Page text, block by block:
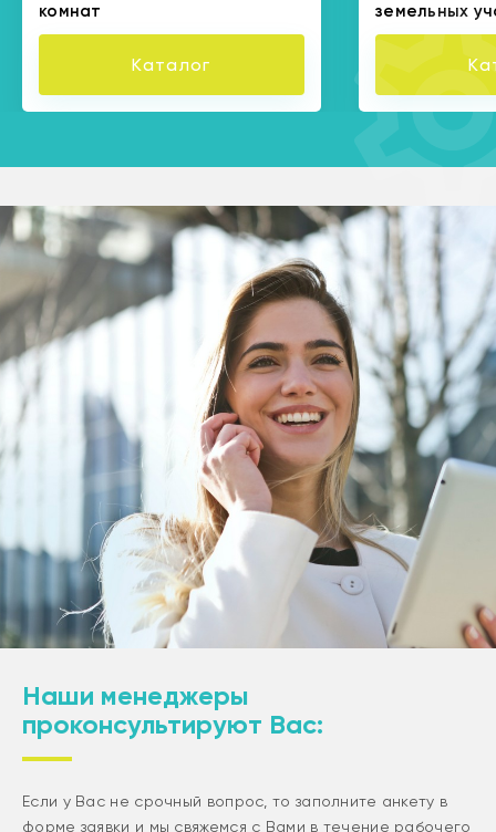
комнат
Каталог
земельных
Наши менеджеры
проконсультируют Вас:
Если у Вас не срочный вопрос, то заполните анкету в
форме заявки и мы свяжемся с Вами в течение рабочего